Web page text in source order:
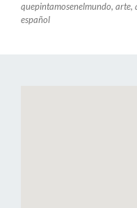
quepintamosenelmundo,
español